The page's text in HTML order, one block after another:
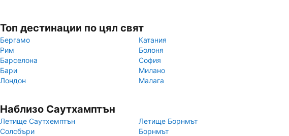
Топ дестинации по цял свят
Бергамо
Катания
Рим
Болоня
Барселона
София
Бари
Милано
Лондон
Малага
Наблизо Саутхамптън
Летище Саутхемптън
Летище Борнмът
Солсбъри
Борнмът